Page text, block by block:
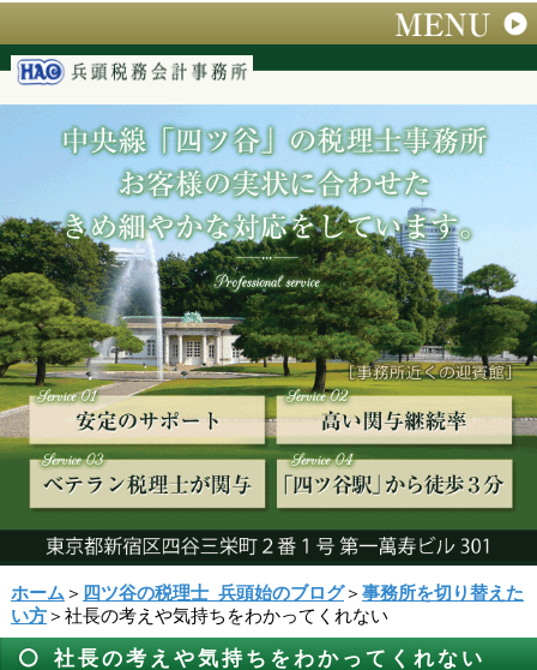
ホーム ＞ 四ツ谷の税理士_兵頭始のブログ＞ 事務所を切り替えた
い方＞社長の考えや気持ちをわかってくれない
社長の考えや気持ちをわかってくれない